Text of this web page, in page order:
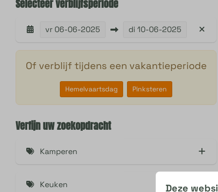
Selecteer verblijfsperiode
vr 06-06-2025 di 10-06-2025
Of verblijf tijdens een vakantieperiode
Hemelvaartsdag Pinksteren
Verfijn uw zoekopdracht
Kamperen
Keuken Deze